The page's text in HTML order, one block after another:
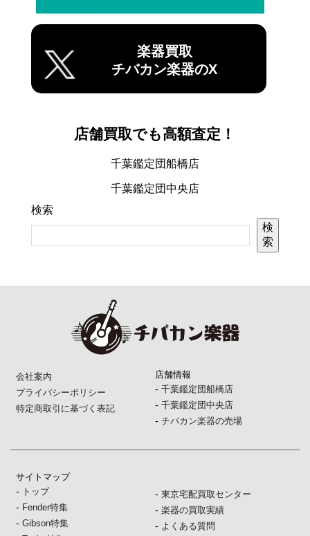
楽器買取
チバカン楽器のX
店舗買取でも高額査定！
千葉鑑定団船橋店
千葉鑑定団中央店
検索
検
索
会社案内
プライバシーポリシー
特定商取引に基づく表記
店舗情報
- 千葉鑑定団船橋店
- 千葉鑑定団中央店
- チバカン楽器の売場
サイトマップ
- トップ
- Fender特集
-Gibson特集
- 東京宅配買取センター
- 楽器の買取実績
- よくある質問